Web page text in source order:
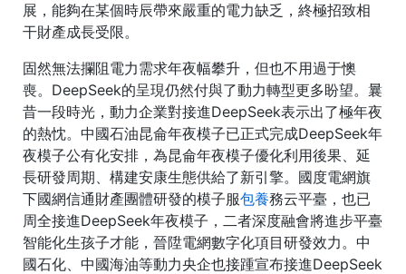
展，能夠在某個時辰帶來嚴重的電力缺乏，終極招致相
干財產成長受限。
固然無法攔阻電力需求年夜幅攀升，但也不用過于懊
喪。DeepSeek的呈現仍然付與了動力轉型更多盼望。曩
昔一段時光，動力企業對接進DeepSeek表示出了極年夜
的熱忱。中國石油昆侖年夜模子已正式完成DeepSeek年
夜模子公有化安排，為昆侖年夜模子優化利用後果、延
長研發周期、構建安康生態供給了新引擎。國度電網旗
下國網信通財產團體研發的模子服包養務云平臺，也已
周全接進DeepSeek年夜模子，二者深度融會將進步平臺
智能化生孩子才能，晉陞電網數字化項目研發效力。中
國石化、中國海油等動力央企也接踵宣布接進DeepSeek